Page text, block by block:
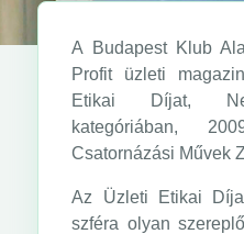
A Budapest Klub
Profit üzleti
Etikai Díjat,
kategóriában,
Csatornázási Művek
Az Üzleti Etikai
szféra olyan